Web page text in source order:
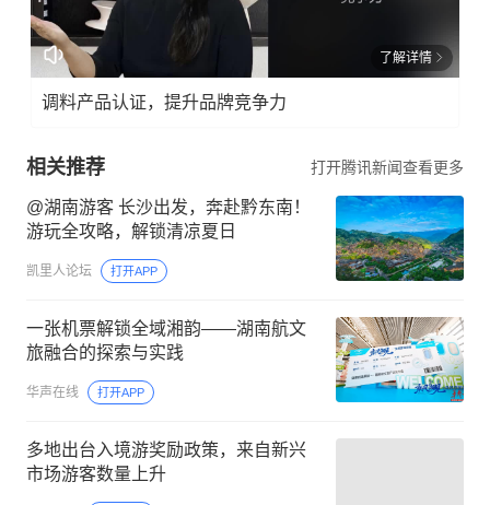
了解详情
调料产品认证，提升品牌竞争力
相关推荐 打开腾讯新闻查看更多
@湖南游客 长沙出发，奔赴黔东南！
游玩全攻略，解锁清凉夏日
凯里人论坛 打开APP
一张机票解锁全域湘韵——湖南航文
旅融合的探索与实践
华声在线 打开APP
多地出台入境游奖励政策，来自新兴
市场游客数量上升